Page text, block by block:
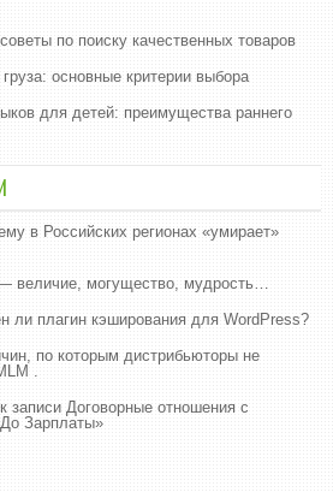
по поиску качественных товаров
основные критерии выбора
для детей: преимущества раннего
в Российских регионах «умирает»
величие, могущество, мудрость…
ли плагин кэширования для WordPress?
по которым дистрибьюторы не
.
записи Договорные отношения с
Зарплаты»